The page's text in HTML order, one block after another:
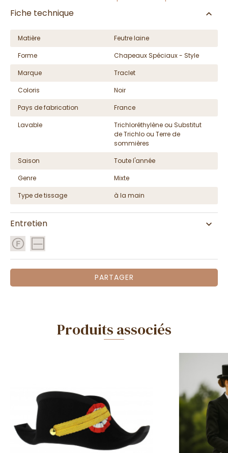
Fiche technique
Matière
Feutre laine
Forme
Chapeaux Spéciaux - Style
Marque
Traclet
Coloris
Noir
Pays de fabrication
France
Lavable
Trichloréthylène ou Substitut
de Trichlo ou Terre de
sommières
Saison
Toute l'année
Genre
Mixte
Type de tissage
à la main
Entretien
PARTAGER
Produits associés